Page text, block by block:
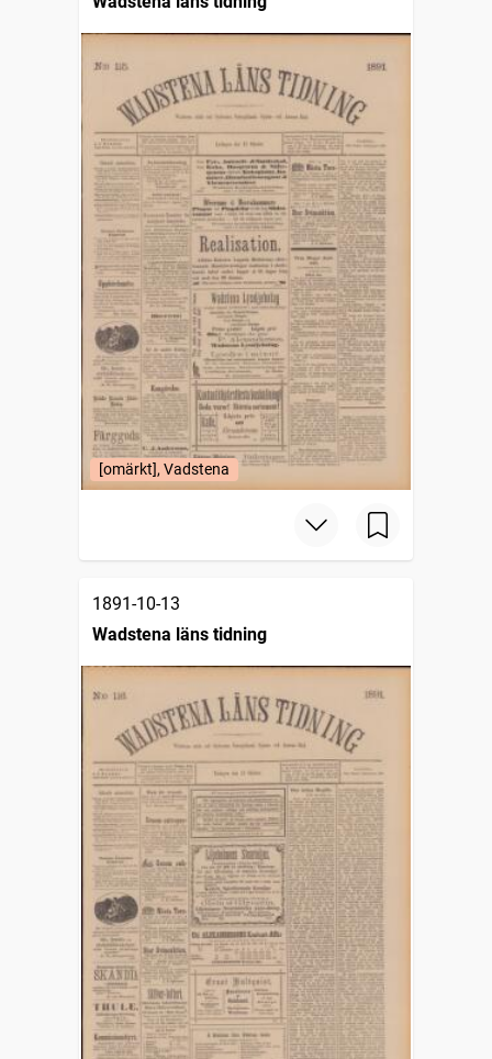
[omärkt], Vadstena
1891-10-13
Wadstena läns tidning